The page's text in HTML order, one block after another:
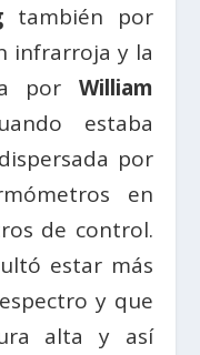
también por
infrarroja y la
por William
estaba
por
en
de control.
estar más
y que
alta y así